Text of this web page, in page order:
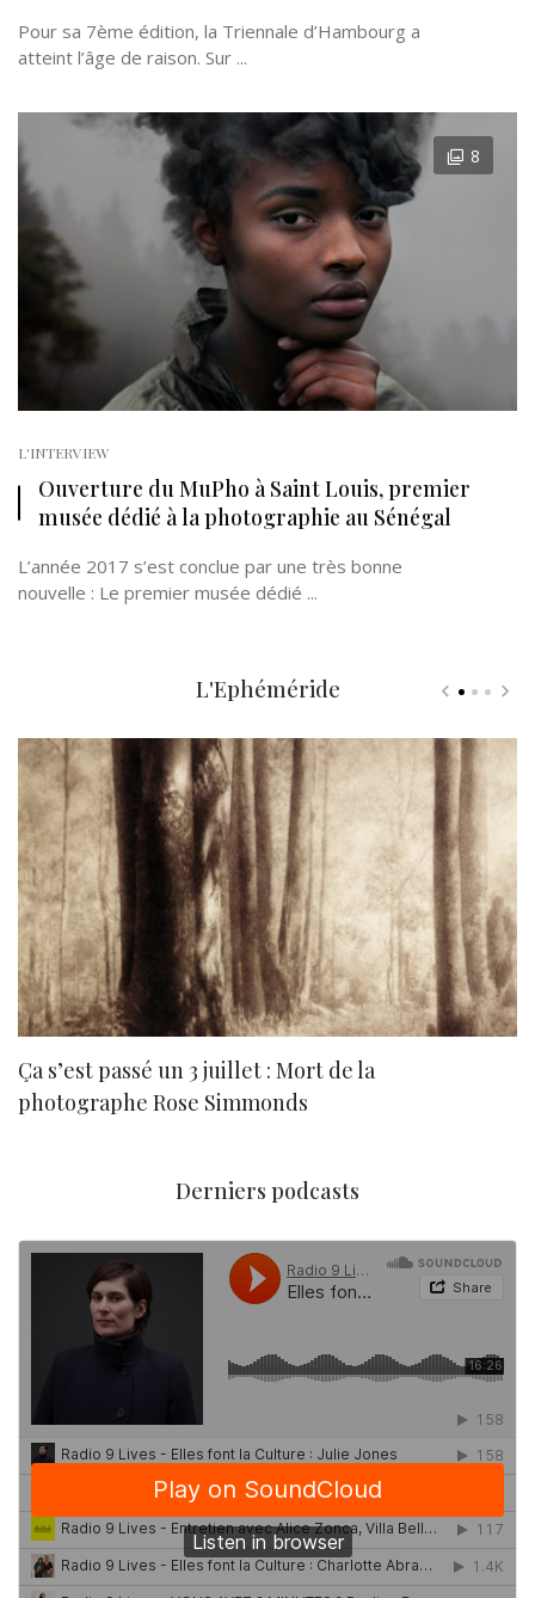
Pour sa 7ème édition, la Triennale d’Hambourg a
atteint l’âge de raison. Sur ...
8
L'INTERVIEW
Ouverture du MuPho à Saint Louis, premier
musée dédié à la photographie au Sénégal
L’année 2017 s’est conclue par une très bonne
nouvelle : Le premier musée dédié ...
L'Ephéméride
Ça s’est passé un 3 juillet : Mort de la
photographe Rose Simmonds
Derniers podcasts